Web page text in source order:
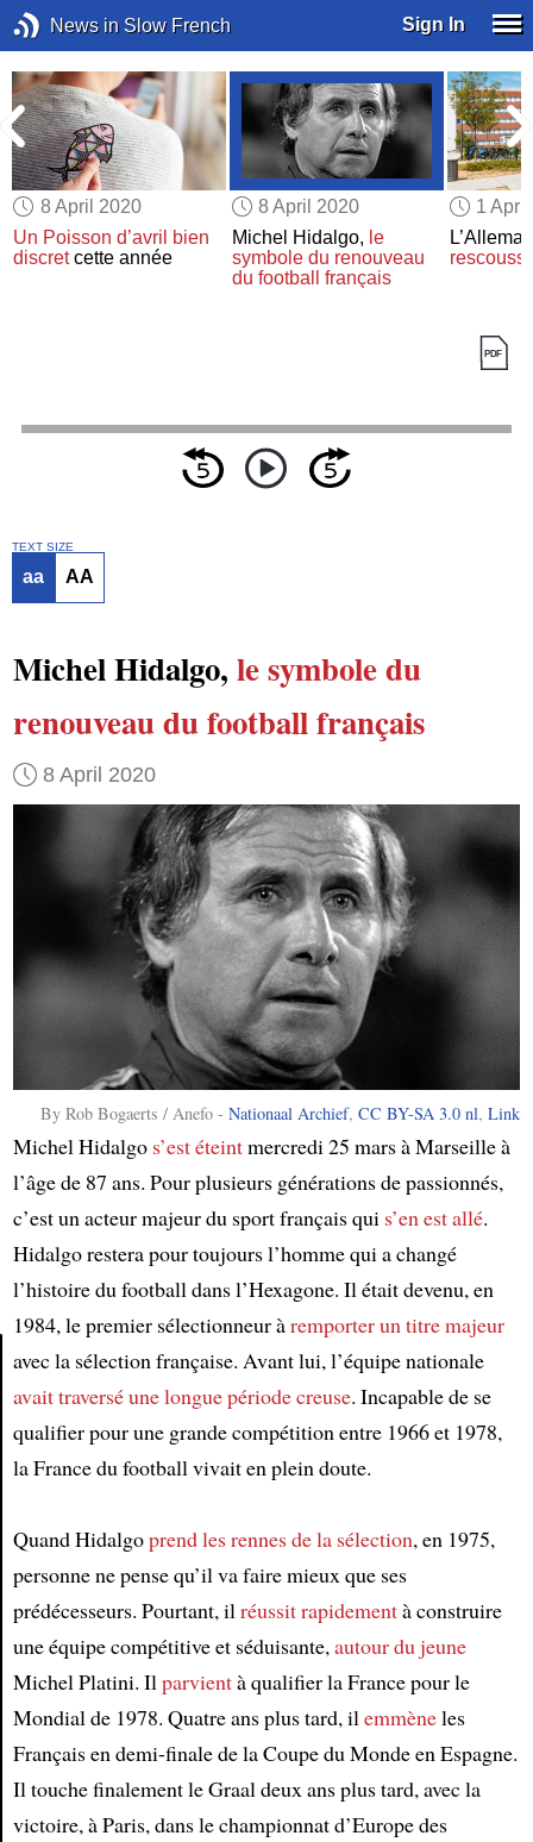
News in Slow French Sign In
8 April 2020
Un Poisson d’avril bien
discretcette année
8 April 2020
Michel Hidalgo, le
symbole du renouveau
du football français
1
Article
TEXT SIZE
aa AA
Michel Hidalgo, le symbole du
renouveau du football français
8 April 2020
By Rob Bogaerts / Anefo -Nationaal Archief,CC BY-SA 3.0 nl,Link
Michel Hidalgo s’est éteintmercredi 25 mars à Marseille à
l’âge de 87 ans. Pour plusieurs générations de passionnés,
c’est un acteur majeur du sport français qui s’en est allé.
Hidalgo restera pour toujours l’homme qui a changé
l’histoire du football dans l’Hexagone. Il était devenu, en
1984, le premier sélectionneur àremporter un titre majeur
avec la sélection française. Avant lui, l’équipe nationale
avait traversé une longue période creuse. Incapable de se
qualifier pour une grande compétition entre 1966 et 1978,
la France du football vivait en plein doute.
Quand Hidalgoprend les rennes de la sélection, en 1975,
personne ne pense qu’il va faire mieux que ses
prédécesseurs. Pourtant, ilréussit rapidementà construire
une équipe compétitive et séduisante,autour du jeune
Michel Platini. Ilparvientà qualifier la France pour le
Mondial de 1978. Quatre ans plus tard, ilemmèneles
Français en demi-finale de la Coupe du Monde en Espagne.
Il touche finalement le Graal deux ans plus tard, avec la
victoire, à Paris, dans le championnat d’Europe des